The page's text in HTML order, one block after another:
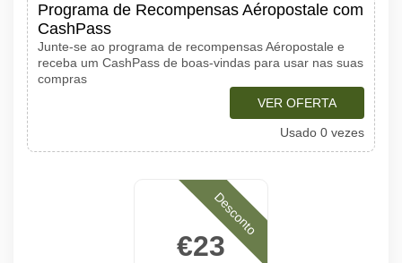
Programa de Recompensas Aéropostale com
CashPass
Junte-se ao programa de recompensas Aéropostale e
receba um CashPass de boas-vindas para usar nas suas
compras
VER OFERTA
Usado 0 vezes
€23
Desconto